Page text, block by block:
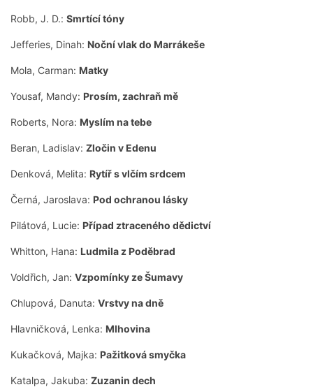
Robb, J. D.: Smrtící tóny
Jefferies, Dinah: Noční vlak do Marrákeše
Mola, Carman: Matky
Yousaf, Mandy: Prosím, zachraň mě
Roberts, Nora: Myslím na tebe
Beran, Ladislav: Zločin v Edenu
Denková, Melita: Rytíř s vlčím srdcem
Černá, Jaroslava: Pod ochranou lásky
Pilátová, Lucie: Případ ztraceného dědictví
Whitton, Hana: Ludmila z Poděbrad
Voldřich, Jan: Vzpomínky ze Šumavy
Chlupová, Danuta: Vrstvy na dně
Hlavničková, Lenka: Mlhovina
Kukačková, Majka: Pažitková smyčka
Katalpa, Jakuba: Zuzanin dech